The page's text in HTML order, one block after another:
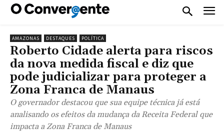
AMAZONAS DESTAQUES POLÍTICA
Roberto Cidade alerta para riscos
da nova medida fiscal e diz que
pode judicializar para proteger a
Zona Franca de Manaus
O governador destacou que sua equipe técnica já está
analisando os efeitos da mudança da Receita Federal que
impacta a Zona Franca de Manaus